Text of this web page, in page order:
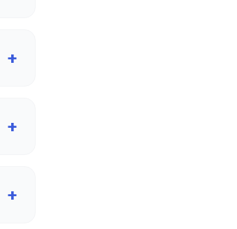
+
+
+